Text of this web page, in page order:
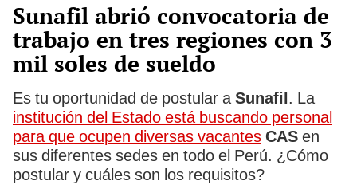
Sunafil abrió convocatoria de
trabajo en tres regiones con 3
mil soles de sueldo
Es tu oportunidad de postular a Sunafil. La
institución del Estado está buscando personal
para que ocupen diversas vacantes CAS en
sus diferentes sedes en todo el Perú. ¿Cómo
postular y cuáles son los requisitos?